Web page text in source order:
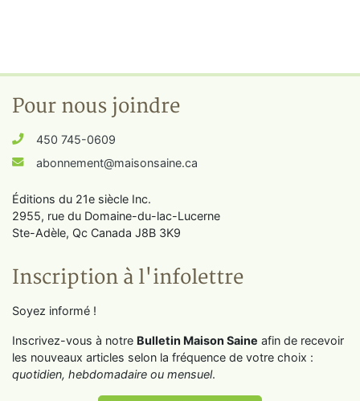
Pour nous joindre
450 745-0609
abonnement@maisonsaine.ca
Éditions du 21e siècle Inc.
2955, rue du Domaine-du-lac-Lucerne
Ste-Adèle, Qc Canada J8B 3K9
Inscription à l'infolettre
Soyez informé !
Inscrivez-vous à notre Bulletin Maison Saine afin de recevoir
les nouveaux articles selon la fréquence de votre choix :
quotidien, hebdomadaire ou mensuel.